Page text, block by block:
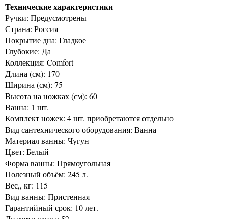
Технические характеристики
Ручки: Предусмотрены
Страна: Россия
Покрытие дна: Гладкое
Глубокие: Да
Коллекция: Comfort
Длина (см): 170
Ширина (см): 75
Высота на ножках (см): 60
Ванна: 1 шт.
Комплект ножек: 4 шт. приобретаются отдельно
Вид сантехнического оборудования: Ванна
Материал ванны: Чугун
Цвет: Белый
Форма ванны: Прямоугольная
Полезный объём: 245 л.
Вес,, кг: 115
Вид ванны: Пристенная
Гарантийный срок: 10 лет.